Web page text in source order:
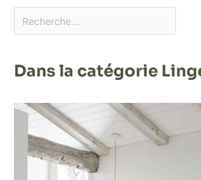
Dans la catégorie